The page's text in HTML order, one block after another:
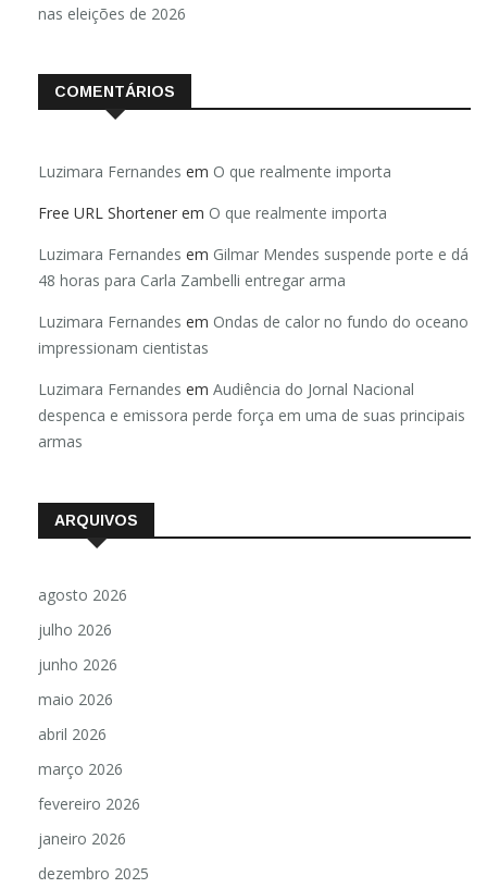
nas eleições de 2026
COMENTÁRIOS
Luzimara Fernandes em O que realmente importa
Free URL Shortener em O que realmente importa
Luzimara Fernandes em Gilmar Mendes suspende porte e dá
48 horas para Carla Zambelli entregar arma
Luzimara Fernandes em Ondas de calor no fundo do oceano
impressionam cientistas
Luzimara Fernandes em Audiência do Jornal Nacional
despenca e emissora perde força em uma de suas principais
armas
ARQUIVOS
agosto 2026
julho 2026
junho 2026
maio 2026
abril 2026
março 2026
fevereiro 2026
janeiro 2026
dezembro 2025